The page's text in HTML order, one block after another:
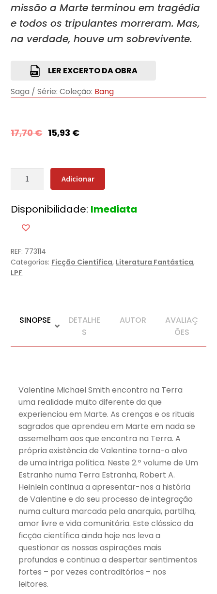
missão a Marte terminou em tragédia
e todos os tripulantes morreram. Mas,
na verdade, houve um sobrevivente.
LER EXCERTO DA OBRA
Saga / Série: Coleção: Bang
17,70€ 15,93 €
Quantidade
Estranho
Numa
Terra
Estranha
-
vol.
Adicionar
Disponibilidade: Imediata
REF: 773114
Categorias: Ficção Científica, Literatura Fantástica,
LPF
SINOPSE
DETALHE
S
AUTOR
AVALIAÇ
ÕES
Valentine Michael Smith encontra na Terra
uma realidade muito diferente da que
experienciou em Marte. As crenças e os rituais
sagrados que aprendeu em Marte em nada se
assemelham aos que encontra na Terra. A
própria existência de Valentine torna-o alvo
de uma intriga política. Neste 2.º volume de Um
Estranho numa Terra Estranha, Robert A.
Heinlein continua a apresentar-nos a história
de Valentine e do seu processo de integração
numa cultura marcada pela anarquia, partilha,
amor livre e vida comunitária. Este clássico da
ficção científica ainda hoje nos leva a
questionar as nossas aspirações mais
profundas e continua a despertar sentimentos
fortes – por vezes contraditórios – nos
leitores.